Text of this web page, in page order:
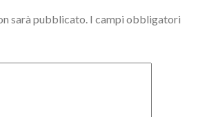
sarà pubblicato. I campi obbligatori